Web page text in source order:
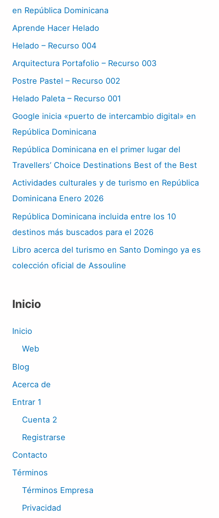
en República Dominicana
Aprende Hacer Helado
Helado – Recurso 004
Arquitectura Portafolio – Recurso 003
Postre Pastel – Recurso 002
Helado Paleta – Recurso 001
Google inicia «puerto de intercambio digital» en
República Dominicana
República Dominicana en el primer lugar del
Travellers’ Choice Destinations Best of the Best
Actividades culturales y de turismo en República
Dominicana Enero 2026
República Dominicana incluida entre los 10
destinos más buscados para el 2026
Libro acerca del turismo en Santo Domingo ya es
colección oficial de Assouline
Inicio
Inicio
Web
Blog
Acerca de
Entrar 1
Cuenta 2
Registrarse
Contacto
Términos
Términos Empresa
Privacidad